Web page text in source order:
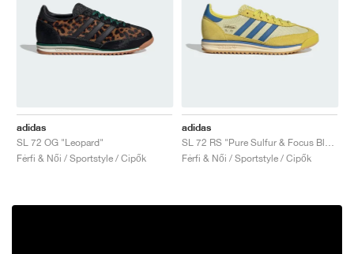
adidas
SL 72 OG "Leopard"
Férfi & Női / Sportstyle / Cipők
adidas
Férfi & Női / Sportstyle / Cipők